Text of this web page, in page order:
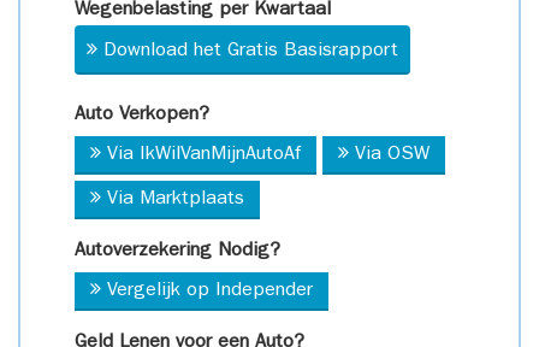
Wegenbelasting per Kwartaal
Download het Gratis Basisrapport
Auto Verkopen?
Via IkWilVanMijnAutoAf Via OSW
Via Marktplaats
Autoverzekering Nodig?
Vergelijk op Independer